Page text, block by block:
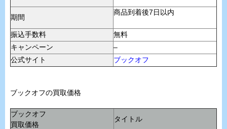
期間
商品到着後7日以内
振込手数料
無料
キャンペーン
–
公式サイト
ブックオフ
ブックオフの買取価格
ブックオフ
買取価格
タイトル